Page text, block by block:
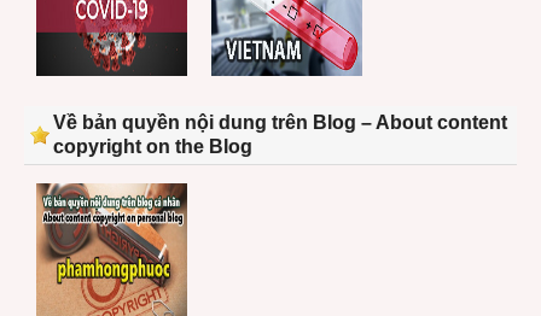
Về bản quyền nội dung trên Blog – About content
copyright on the Blog